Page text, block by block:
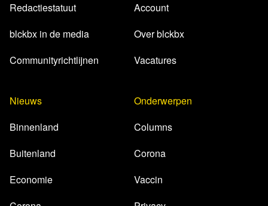
Redactiestatuut
blckbx in de media
Communityrichtlijnen
Account
Over blckbx
Vacatures
Nieuws
Binnenland
Buitenland
Economie
Onderwerpen
Columns
Corona
Vaccin